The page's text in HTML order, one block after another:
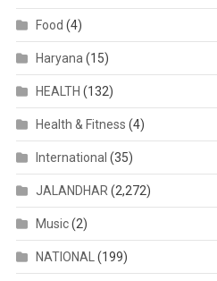
Food (4)
Haryana (15)
HEALTH (132)
Health & Fitness (4)
International (35)
JALANDHAR (2,272)
Music(2)
NATIONAL (199)